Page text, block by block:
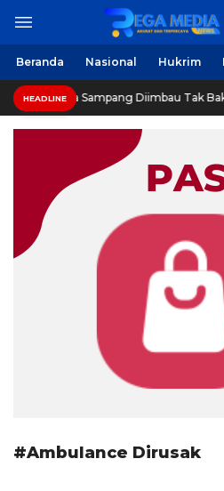
Regamedianews.com
Berita Harian Online
Beranda Nasional Hukrim
HEADLINE
Warga Sampang Diimbau Tak Bakar
#Ambulance Dirusak